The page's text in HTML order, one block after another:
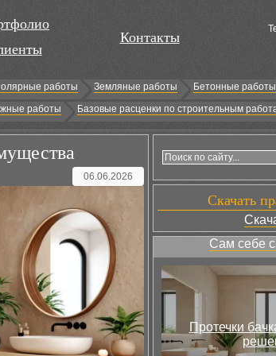
Контакты
работы Земляные работы
Бетонные работы
работы Базовые расценки по строительным
06.06.2026
Скачать
Сам себе
Протечки